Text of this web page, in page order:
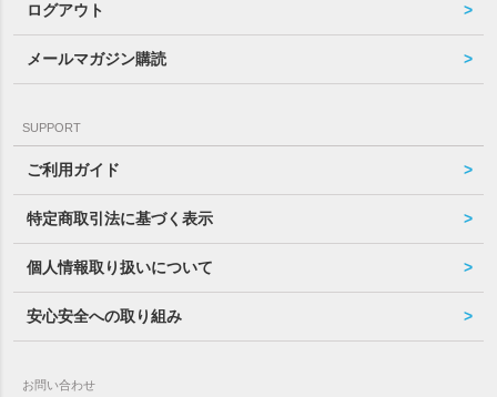
ログアウト
メールマガジン購読
SUPPORT
ご利用ガイド
特定商取引法に基づく表示
個人情報取り扱いについて
安心安全への取り組み
お問い合わせ